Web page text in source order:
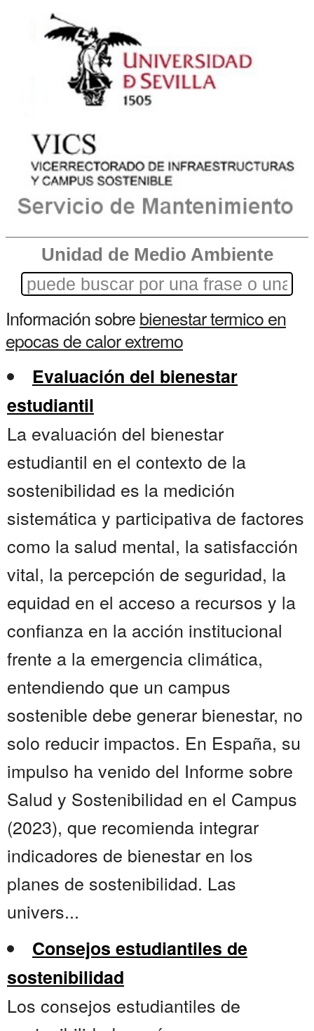
Unidad de Medio Ambiente
Información sobrebienestar termico en
epocas de calor extremo
Evaluación del bienestar
estudiantil
La evaluación del bienestar
estudiantil en el contexto de la
sostenibilidad es la medición
sistemática y participativa de factores
como la salud mental, la satisfacción
vital, la percepción de seguridad, la
equidad en el acceso a recursos y la
confianza en la acción institucional
frente a la emergencia climática,
entendiendo que un campus
sostenible debe generar bienestar, no
solo reducir impactos. En España, su
impulso ha venido del Informe sobre
Salud y Sostenibilidad en el Campus
(2023), que recomienda integrar
indicadores de bienestar en los
planes de sostenibilidad. Las
univers...
Consejos estudiantiles de
sostenibilidad
Los consejos estudiantiles de